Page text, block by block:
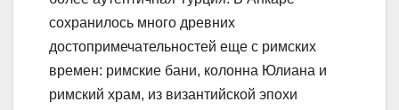
сохранилось много древних
достопримечательностей еще с римских
времен: римские бани, колонна Юлиана и
римский храм, из византийской эпохи